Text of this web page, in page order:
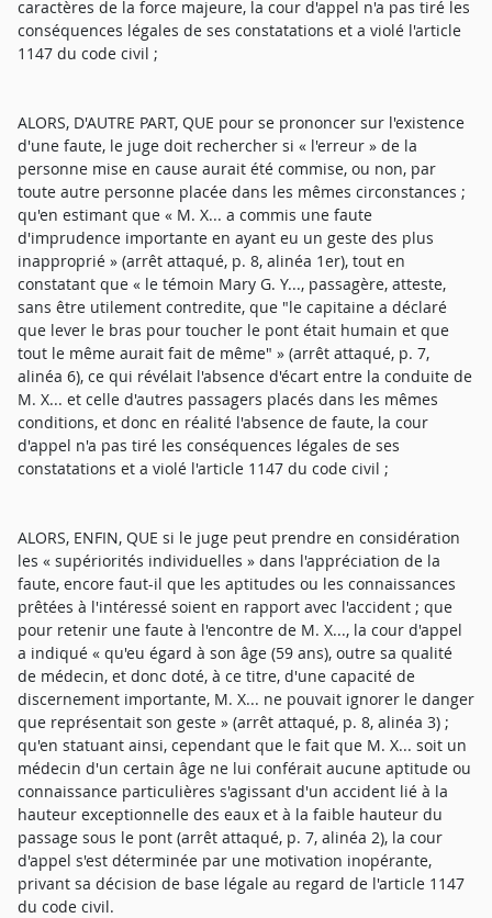
caractères de la force majeure, la cour d'appel n'a pas tiré les
conséquences légales de ses constatations et a violé l'article
1147 du code civil ;
ALORS, D'AUTRE PART, QUE pour se prononcer sur l'existence
d'une faute, le juge doit rechercher si « l'erreur » de la
personne mise en cause aurait été commise, ou non, par
toute autre personne placée dans les mêmes circonstances ;
qu'en estimant que « M. X... a commis une faute
d'imprudence importante en ayant eu un geste des plus
inapproprié » (arrêt attaqué, p. 8, alinéa 1er), tout en
constatant que « le témoin Mary G. Y..., passagère, atteste,
sans être utilement contredite, que "le capitaine a déclaré
que lever le bras pour toucher le pont était humain et que
tout le même aurait fait de même" » (arrêt attaqué, p. 7,
alinéa 6), ce qui révélait l'absence d'écart entre la conduite de
M. X... et celle d'autres passagers placés dans les mêmes
conditions, et donc en réalité l'absence de faute, la cour
d'appel n'a pas tiré les conséquences légales de ses
constatations et a violé l'article 1147 du code civil ;
ALORS, ENFIN, QUE si le juge peut prendre en considération
les « supériorités individuelles » dans l'appréciation de la
faute, encore faut-il que les aptitudes ou les connaissances
prêtées à l'intéressé soient en rapport avec l'accident ; que
pour retenir une faute à l'encontre de M. X..., la cour d'appel
a indiqué « qu'eu égard à son âge (59 ans), outre sa qualité
de médecin, et donc doté, à ce titre, d'une capacité de
discernement importante, M. X... ne pouvait ignorer le danger
que représentait son geste » (arrêt attaqué, p. 8, alinéa 3) ;
qu'en statuant ainsi, cependant que le fait que M. X... soit un
médecin d'un certain âge ne lui conférait aucune aptitude ou
connaissance particulières s'agissant d'un accident lié à la
hauteur exceptionnelle des eaux et à la faible hauteur du
passage sous le pont (arrêt attaqué, p. 7, alinéa 2), la cour
d'appel s'est déterminée par une motivation inopérante,
privant sa décision de base légale au regard de l'article 1147
du code civil.